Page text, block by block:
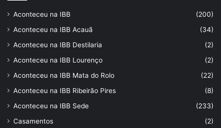
Aconteceu na IBB
(200)
Aconteceu na IBB Acauã
(34)
Aconteceu na IBB Destilaria
(2)
Aconteceu na IBB Lourenço
(2)
Aconteceu na IBB Mata do Rolo
(22)
Aconteceu na IBB Ribeirão Pires
(8)
Aconteceu na IBB Sede
(233)
Casamentos
(2)